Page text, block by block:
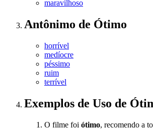
maravilhoso
Antônimo de Ótimo
horrível
medíocre
péssimo
ruim
terrível
Exemplos de Uso de
O filme foi ótimo, recomendo a